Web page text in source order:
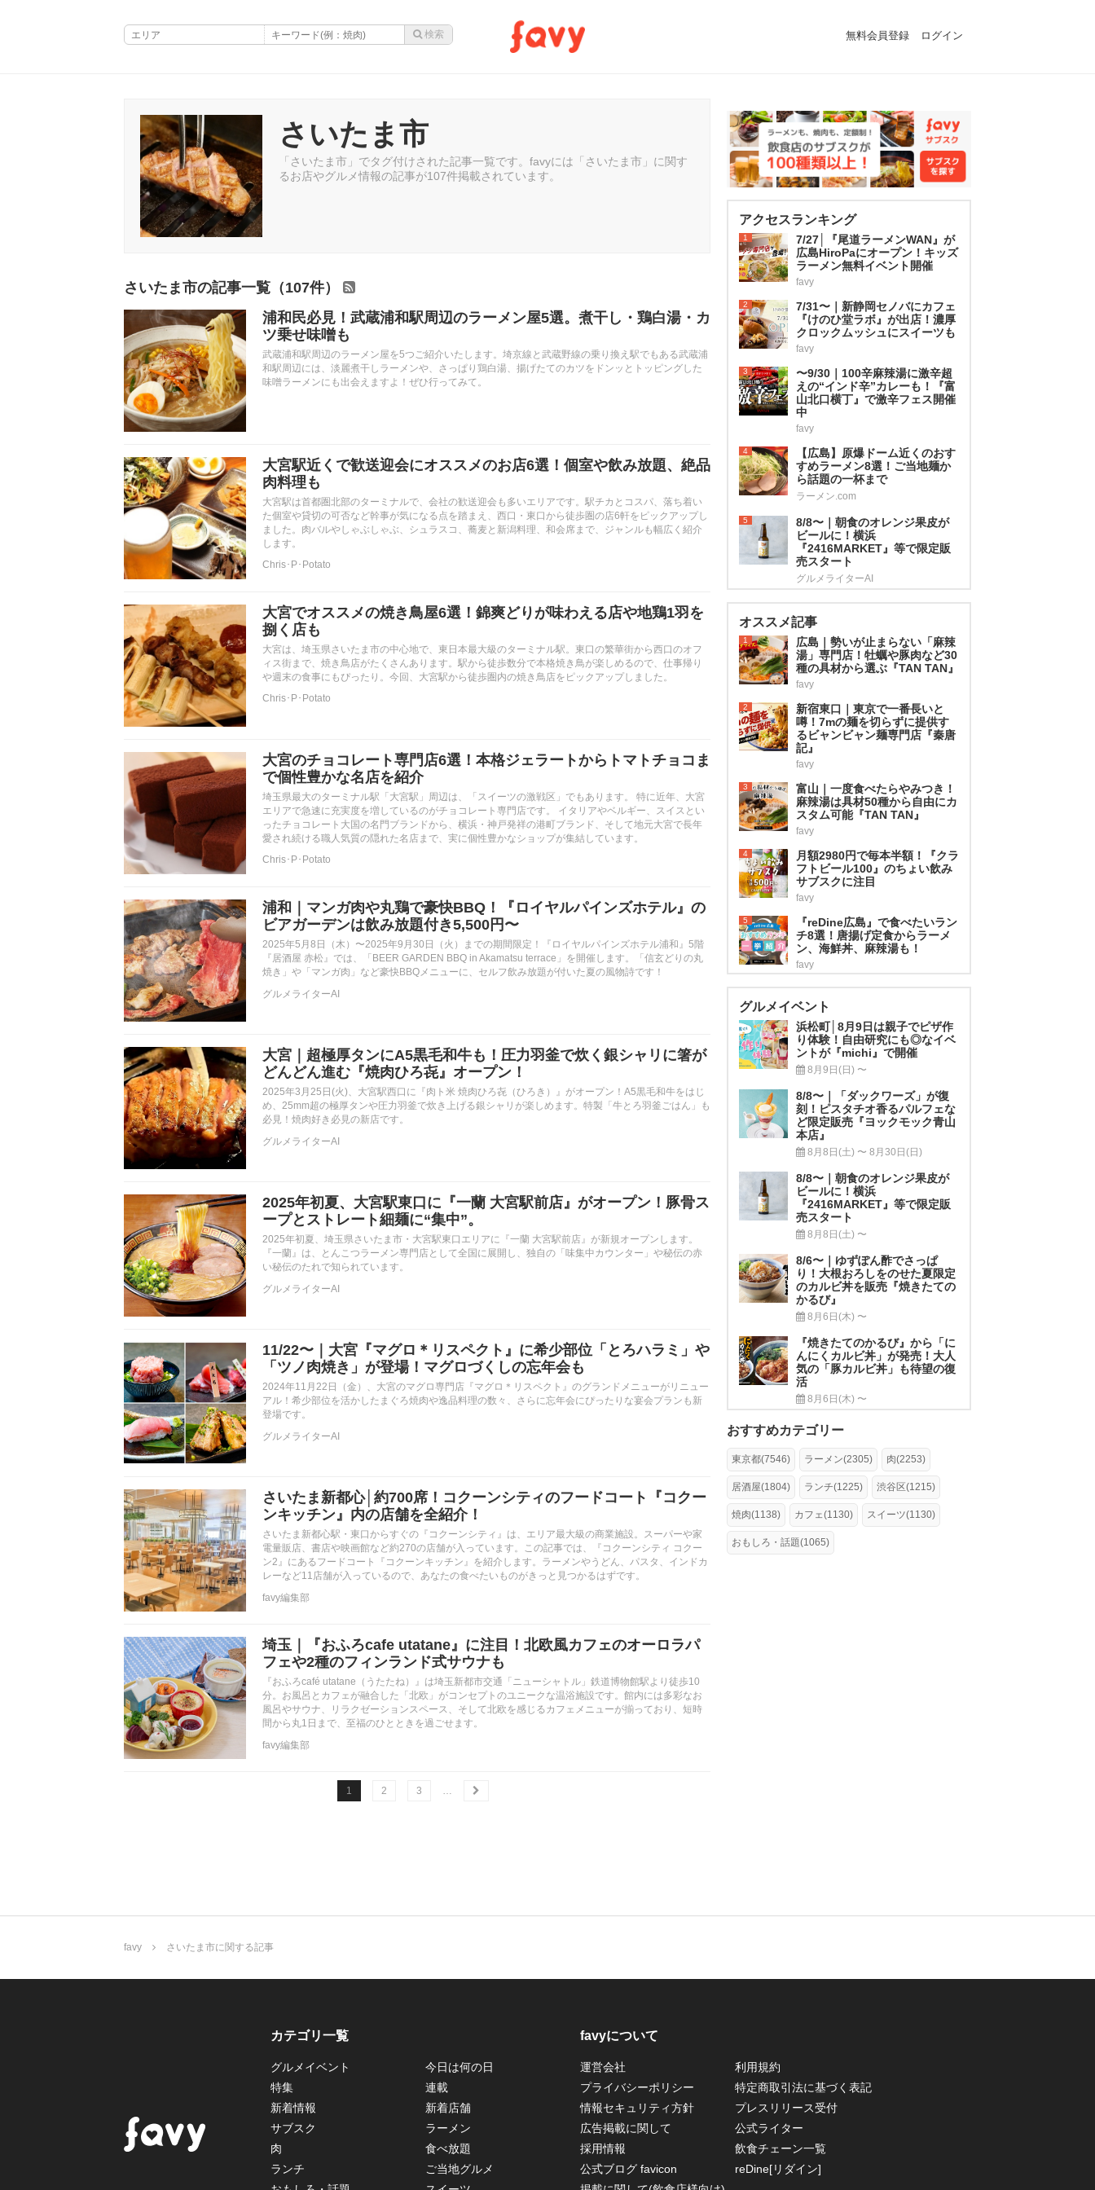
無料会員登録 ログイン
さいたま市
「さいたま市」でタグ付けされた記事一覧です。favyには「さいたま市」に関す
るお店やグルメ情報の記事が107件掲載されています。
さいたま市の記事一覧（107件）
浦和民必見！武蔵浦和駅周辺のラーメン屋5選。煮干し・鶏白湯・カ
ツ乗せ味噌も
武蔵浦和駅周辺のラーメン屋を5つご紹介いたします。埼京線と武蔵野線の乗り換え駅でもある武蔵浦
和駅周辺には、淡麗煮干しラーメンや、さっぱり鶏白湯、揚げたてのカツをドンッとトッピングした
味噌ラーメンにも出会えますよ！ぜひ行ってみて。
大宮駅近くで歓送迎会にオススメのお店6選！個室や飲み放題、絶品
肉料理も
大宮駅は首都圏北部のターミナルで、会社の歓送迎会も多いエリアです。駅チカとコスパ、落ち着い
た個室や貸切の可否など幹事が気になる点を踏まえ、西口・東口から徒歩圏の店6軒をピックアップし
ました。肉バルやしゃぶしゃぶ、シュラスコ、蕎麦と新潟料理、和会席まで、ジャンルも幅広く紹介
します。
Chris･P･Potato
大宮でオススメの焼き鳥屋6選！錦爽どりが味わえる店や地鶏1羽を
捌く店も
大宮は、埼玉県さいたま市の中心地で、東日本最大級のターミナル駅。東口の繁華街から西口のオフ
ィス街まで、焼き鳥店がたくさんあります。駅から徒歩数分で本格焼き鳥が楽しめるので、仕事帰り
や週末の食事にもぴったり。今回、大宮駅から徒歩圏内の焼き鳥店をピックアップしました。
Chris･P･Potato
大宮のチョコレート専門店6選！本格ジェラートからトマトチョコま
で個性豊かな名店を紹介
埼玉県最大のターミナル駅「大宮駅」周辺は、「スイーツの激戦区」でもあります。 特に近年、大宮
エリアで急速に充実度を増しているのがチョコレート専門店です。 イタリアやベルギー、スイスとい
ったチョコレート大国の名門ブランドから、横浜・神戸発祥の港町ブランド、そして地元大宮で長年
愛され続ける職人気質の隠れた名店まで、実に個性豊かなショップが集結しています。
Chris･P･Potato
浦和｜マンガ肉や丸鶏で豪快BBQ！『ロイヤルパインズホテル』の
ビアガーデンは飲み放題付き5,500円〜
2025年5月8日（木）〜2025年9月30日（火）までの期間限定！『ロイヤルパインズホテル浦和』5階
『居酒屋 赤松』では、「BEER GARDEN BBQ in Akamatsu terrace」を開催します。「信玄どりの丸
焼き」や「マンガ肉」など豪快BBQメニューに、セルフ飲み放題が付いた夏の風物詩です！
グルメライターAI
大宮｜超極厚タンにA5黒毛和牛も！圧力羽釜で炊く銀シャリに箸が
どんどん進む『焼肉ひろ㐂』オープン！
2025年3月25日(火)、大宮駅西口に『肉ト米 焼肉ひろ㐂（ひろき）』がオープン！A5黒毛和牛をはじ
め、25mm超の極厚タンや圧力羽釜で炊き上げる銀シャリが楽しめます。特製「牛とろ羽釜ごはん」も
必見！焼肉好き必見の新店です。
グルメライターAI
2025年初夏、大宮駅東口に『一蘭 大宮駅前店』がオープン！豚骨ス
ープとストレート細麺に“集中”。
2025年初夏、埼玉県さいたま市・大宮駅東口エリアに『一蘭 大宮駅前店』が新規オープンします。
『一蘭』は、とんこつラーメン専門店として全国に展開し、独自の「味集中カウンター」や秘伝の赤
い秘伝のたれで知られています。
グルメライターAI
11/22〜｜大宮『マグロ＊リスペクト』に希少部位「とろハラミ」や
「ツノ肉焼き」が登場！マグロづくしの忘年会も
2024年11月22日（金）、大宮のマグロ専門店『マグロ＊リスペクト』のグランドメニューがリニュー
アル！希少部位を活かしたまぐろ焼肉や逸品料理の数々、さらに忘年会にぴったりな宴会プランも新
登場です。
グルメライターAI
さいたま新都心│約700席！コクーンシティのフードコート『コクー
ンキッチン』内の店舗を全紹介！
さいたま新都心駅・東口からすぐの『コクーンシティ』は、エリア最大級の商業施設。スーパーや家
電量販店、書店や映画館など約270の店舗が入っています。この記事では、『コクーンシティ コクー
ン2』にあるフードコート『コクーンキッチン』を紹介します。ラーメンやうどん、パスタ、インドカ
レーなど11店舗が入っているので、あなたの食べたいものがきっと見つかるはずです。
favy編集部
埼玉｜『おふろcafe utatane』に注目！北欧風カフェのオーロラパ
フェや2種のフィンランド式サウナも
『おふろcafé utatane（うたたね）』は埼玉新都市交通「ニューシャトル」鉄道博物館駅より徒歩10
分。お風呂とカフェが融合した「北欧」がコンセプトのユニークな温浴施設です。館内には多彩なお
風呂やサウナ、リラクゼーションスペース、そして北欧を感じるカフェメニューが揃っており、短時
間から丸1日まで、至福のひとときを過ごせます。
favy編集部
1 2 3
アクセスランキング
1
7/27│『尾道ラーメンWAN』が
広島HiroPaにオープン！キッズ
ラーメン無料イベント開催
favy
2
7/31〜｜新静岡セノバにカフェ
『けのひ堂ラボ』が出店！濃厚
クロックムッシュにスイーツも
favy
3
〜9/30｜100辛麻辣湯に激辛超
えの“インド辛”カレーも！『富
山北口横丁』で激辛フェス開催
中
favy
4
【広島】原爆ドーム近くのおす
すめラーメン8選！ご当地麺か
ら話題の一杯まで
ラーメン.com
5
8/8〜｜朝食のオレンジ果皮が
ビールに！横浜
『2416MARKET』等で限定販
売スタート
グルメライターAI
オススメ記事
1
広島｜勢いが止まらない「麻辣
湯」専門店！牡蠣や豚肉など30
種の具材から選ぶ『TAN TAN』
favy
2
新宿東口｜東京で一番長いと
噂！7mの麺を切らずに提供す
るビャンビャン麺専門店『秦唐
記』
favy
3
富山｜一度食べたらやみつき！
麻辣湯は具材50種から自由にカ
スタム可能『TAN TAN』
favy
4
月額2980円で毎本半額！『クラ
フトビール100』のちょい飲み
サブスクに注目
favy
5
『reDine広島』で食べたいラン
チ8選！唐揚げ定食からラーメ
ン、海鮮丼、麻辣湯も！
favy
グルメイベント
浜松町│8月9日は親子でピザ作
り体験！自由研究にも◎なイベ
ントが『michi』で開催
8月9日(日) 〜
8/8〜｜「ダックワーズ」が復
刻！ピスタチオ香るパルフェな
ど限定販売『ヨックモック青山
本店』
8月8日(土) 〜 8月30日(日)
8/8〜｜朝食のオレンジ果皮が
ビールに！横浜
『2416MARKET』等で限定販
売スタート
8月8日(土) 〜
8/6〜｜ゆずぽん酢でさっぱ
り！大根おろしをのせた夏限定
のカルビ丼を販売『焼きたての
かるび』
8月6日(木) 〜
『焼きたてのかるび』から「に
んにくカルビ丼」が発売！大人
気の「豚カルビ丼」も待望の復
活
8月6日(木) 〜
おすすめカテゴリー
東京都(7546) ラーメン(2305) 肉(2253)
居酒屋(1804) ランチ(1225) 渋谷区(1215)
焼肉(1138) カフェ(1130) スイーツ(1130)
おもしろ・話題(1065)
favy さいたま市に関する記事
カテゴリ一覧
グルメイベント
今日は何の日
特集
連載
新着情報
新着店舗
サブスク
ラーメン
肉
食べ放題
ランチ
ご当地グルメ
favyについて
運営会社
利用規約
プライバシーポリシー
特定商取引法に基づく表記
情報セキュリティ方針
プレスリリース受付
広告掲載に関して
公式ライター
採用情報
飲食チェーン一覧
公式ブログ favicon
reDine[リダイン]